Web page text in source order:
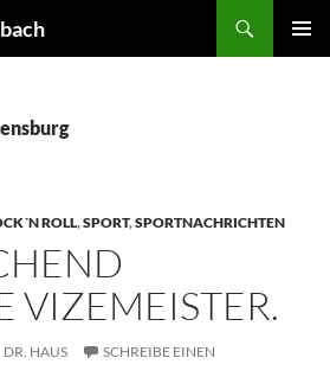
ROLL,SPORT,SPORTNACHRICHTEN
VIZEMEISTER.
DR. HAUS
SCHREIBE EINEN